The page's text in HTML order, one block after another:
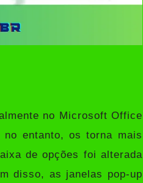
no Microsoft Office
no entanto, os torna mais
de opções foi alterada
disso, as janelas pop-up